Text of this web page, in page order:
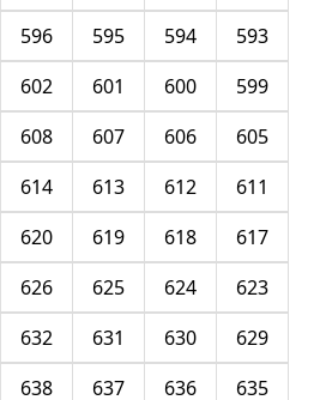
593
594
595
596
599
600
601
602
605
606
607
608
611
612
613
614
617
618
619
620
623
624
625
626
629
630
631
632
635
636
637
638